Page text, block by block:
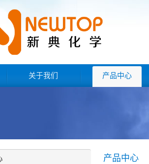
关于我们 产品中心
产品中心